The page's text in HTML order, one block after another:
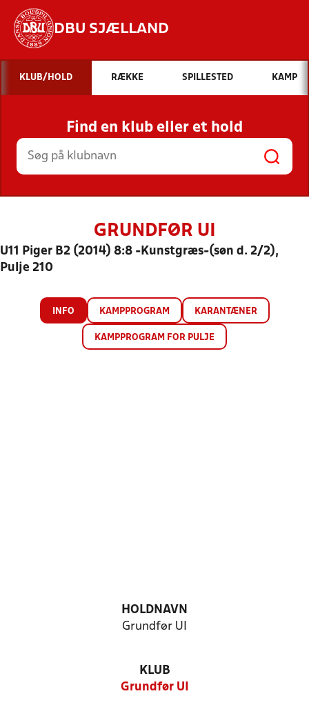
DBU SJÆLLAND
Hvad vil du søge efter?
INDHOLD OG NYHEDER
STILLINGER, RESULTATER, KLUBBER OG
HOLD
KLUB/HOLD RÆKKE SPILLESTED KAMP
Find en klub eller et hold
GRUNDFØR UI
U11 Piger B2 (2014) 8:8 -Kunstgræs-(søn d. 2/2),
Pulje 210
INFO KAMPPROGRAM KARANTÆNER
KAMPPROGRAM FOR PULJE
HOLDNAVN
Grundfør UI
KLUB
Grundfør UI